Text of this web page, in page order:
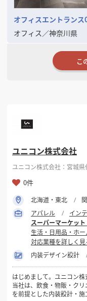
オフィスエントランス
オフィス ／神奈川県
こ
ユニコン株式会社
ユニコン株式会社：宮城
0件
北海道・東北
アパレル
イン
スーパーマーケッ
生活・日用品・ホ
対応業種を詳しく見
内装デザイン設計
はじめまして。ユニコン株
当社は、飲食・物販・ク
を前提とした内装設計・施